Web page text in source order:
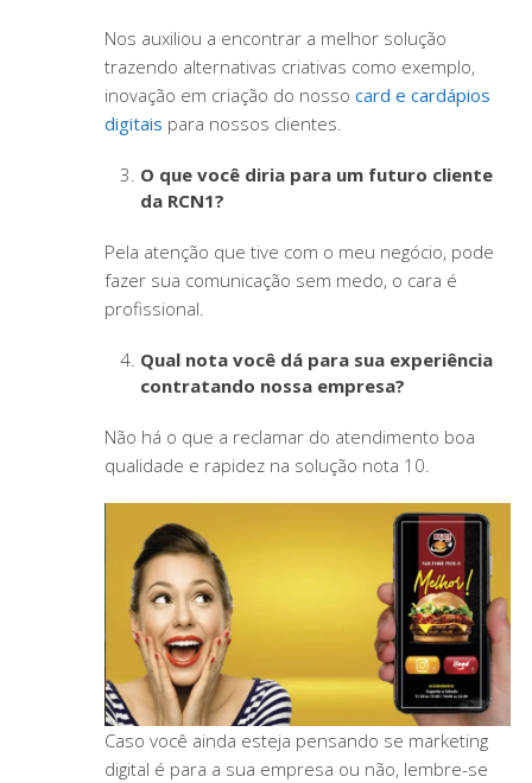
Nos auxiliou a encontrar a melhor solução
trazendo alternativas criativas como exemplo,
inovação em criação do nosso card e cardápios
digitais para nossos clientes.
O que você diria para um futuro cliente
da RCN1?
Pela atenção que tive com o meu negócio, pode
fazer sua comunicação sem medo, o cara é
profissional.
Qual nota você dá para sua experiência
contratando nossa empresa?
Não há o que a reclamar do atendimento boa
qualidade e rapidez na solução nota 10.
Caso você ainda esteja pensando se marketing
digital é para a sua empresa ou não, lembre-se